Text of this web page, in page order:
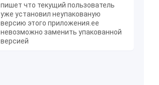
пишет что текущий пользователь
уже установил неупакованую
версию этого приложения.ее
невозможно заменить упакованной
версией